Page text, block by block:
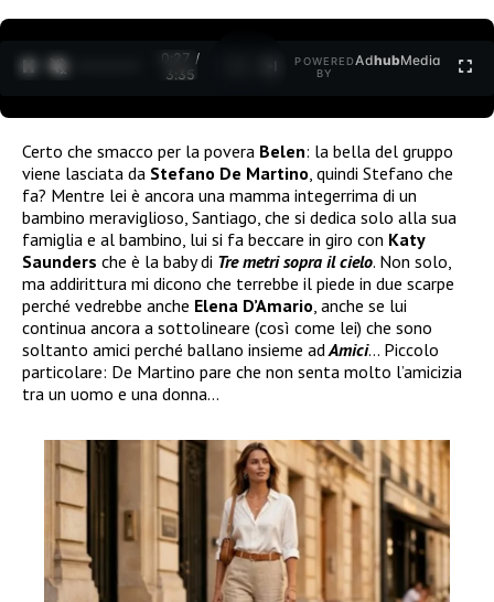
0:28 /
3:35
POWERED
BY
AdhubMedia
Certo che smacco per la povera Belen: la bella del gruppo
viene lasciata da Stefano De Martino , quindi Stefano che
fa? Mentre lei è ancora una mamma integerrima di un
bambino meraviglioso, Santiago, che si dedica solo alla sua
famiglia e al bambino, lui si fa beccare in giro con Katy
Saunders che è la baby di Tre metri sopra il cielo. Non solo,
ma addirittura mi dicono che terrebbe il piede in due scarpe
perché vedrebbe anche Elena D’Amario , anche se lui
continua ancora a sottolineare (così come lei) che sono
soltanto amici perché ballano insieme ad Amici… Piccolo
particolare: De Martino pare che non senta molto l’amicizia
tra un uomo e una donna…